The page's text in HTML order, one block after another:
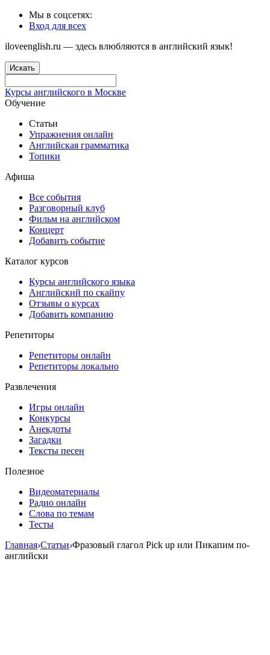
Мы в соцсетях:
Вход для всех
iloveenglish.ru — здесь влюбляются в английский язык!
Искать
Курсы английского в Москве
Обучение
Статьи
Упражнения онлайн
Английская грамматика
Топики
Афиша
Все события
Разговорный клуб
Фильм на английском
Концерт
Добавить событие
Каталог курсов
Курсы английского языка
Английский по скайпу
Отзывы о курсах
Добавить компанию
Репетиторы
Репетиторы онлайн
Репетиторы локально
Развлечения
Игры онлайн
Конкурсы
Анекдоты
Загадки
Тексты песен
Полезное
Видеоматериалы
Радио онлайн
Слова по темам
Тесты
Главная›Статьи›Фразовый глагол Pick up или Пикапим по-
английски